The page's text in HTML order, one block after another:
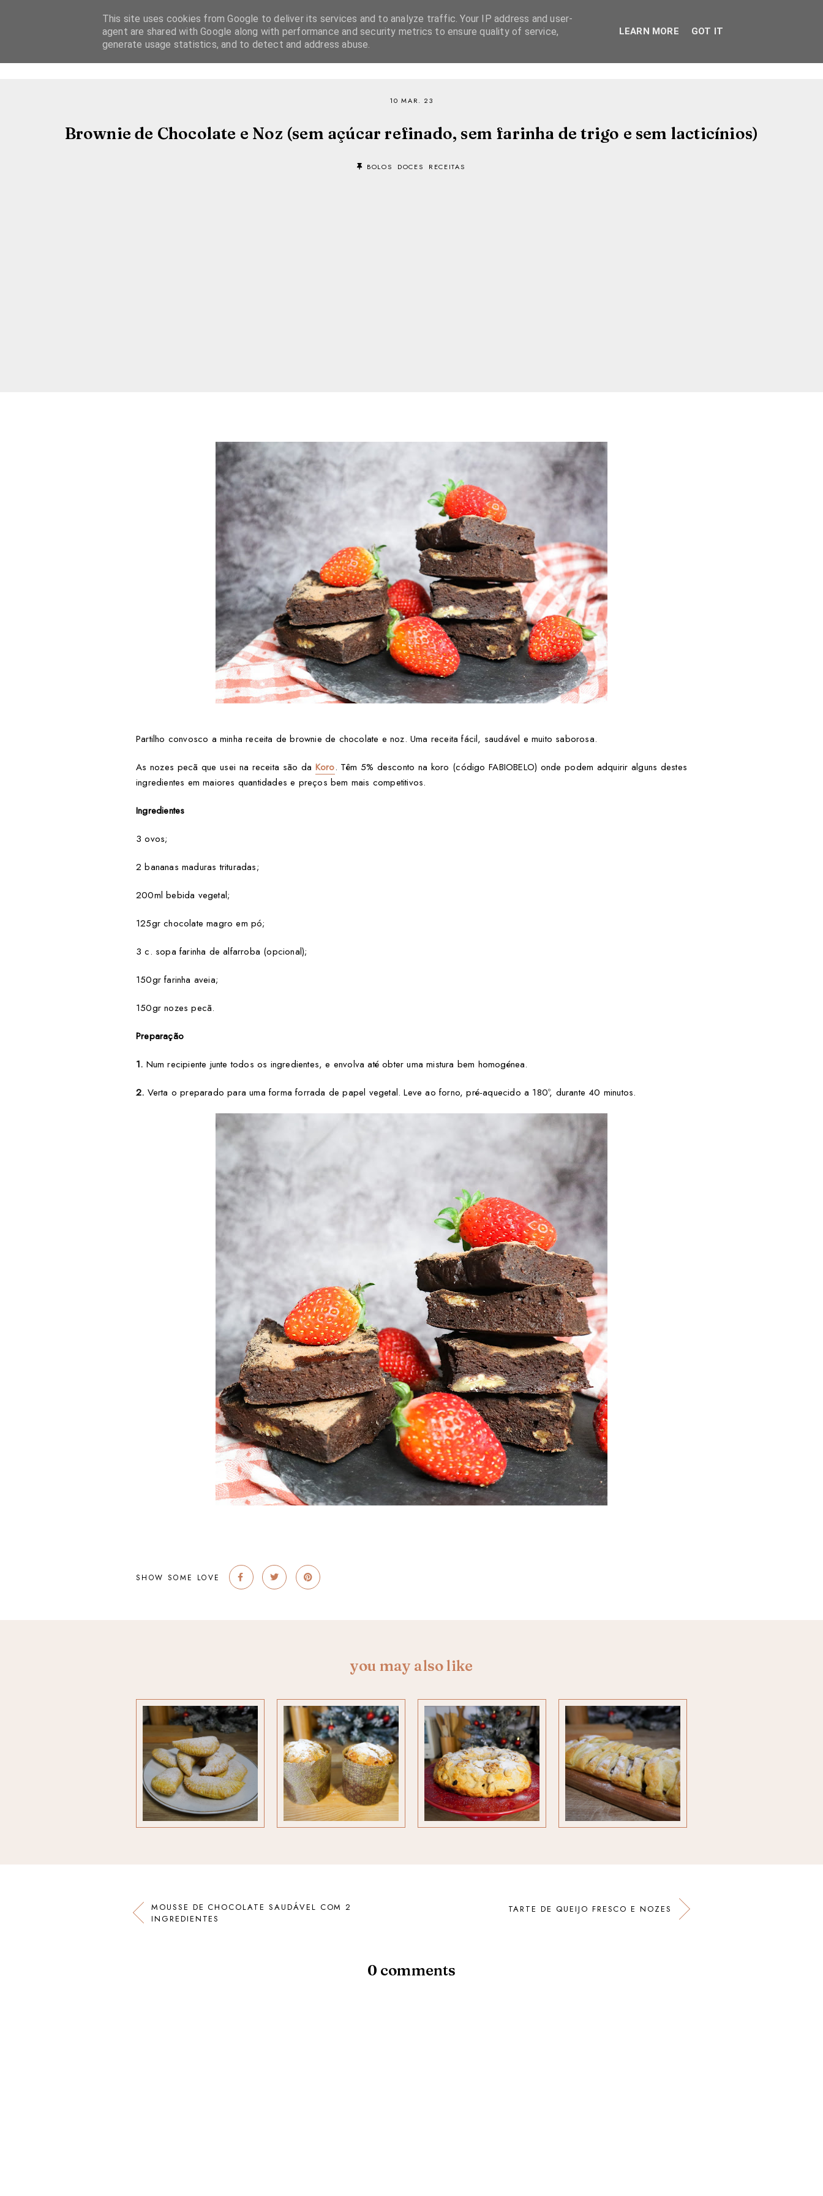
SOBRE RECEITAS
10 MAR. 23
Brownie de Chocolate e Noz (sem açúcar refinado, sem farinha de trigo e sem lacticínios)
BOLOS DOCES RECEITAS
Partilho convosco a minha receita de brownie de chocolate e noz. Uma receita fácil, saudável e muito saborosa.
As nozes pecã que usei na receita são da Koro. Têm 5% desconto na koro (código FABIOBELO) onde podem adquirir alguns destes
ingredientes em maiores quantidades e preços bem mais competitivos.
Ingredientes
3 ovos;
2 bananas maduras trituradas;
200ml bebida vegetal;
125gr chocolate magro em pó;
3 c. sopa farinha de alfarroba (opcional);
150gr farinha aveia;
150gr nozes pecã.
Preparação
1. Num recipiente junte todos os ingredientes, e envolva até obter uma mistura bem homogénea.
2. Verta o preparado para uma forma forrada de papel vegetal. Leve ao forno, pré-aquecido a 180º, durante 40 minutos.
SHOW SOME LOVE
you may also like
MOUSSE DE CHOCOLATE SAUDÁVEL COM 2
INGREDIENTES
TARTE DE QUEIJO FRESCO E NOZES
0 comments
This site uses cookies from Google to deliver its services and to analyze traffic. Your IP address and user-
agent are shared with Google along with performance and security metrics to ensure quality of service,
generate usage statistics, and to detect and address abuse.
LEARN MORE GOT IT